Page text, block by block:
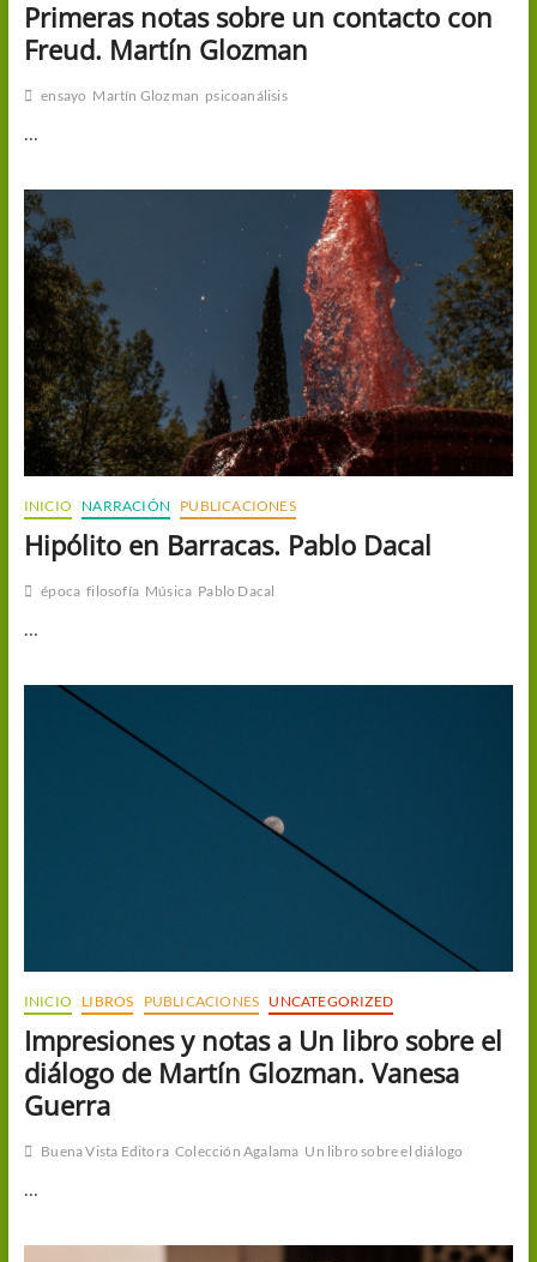
Primeras notas sobre un contacto con
Freud. Martín Glozman
ensayo Martín Glozman psicoanálisis
INICIO NARRACIÓN PUBLICACIONES
Hipólito en Barracas. Pablo Dacal
época filosofía Música Pablo Dacal
INICIO LIBROS PUBLICACIONES UNCATEGORIZED
Impresiones y notas a Un libro sobre el
diálogo de Martín Glozman. Vanesa
Guerra
Buena Vista Editora Colección Agalama Un libro sobre el diálogo